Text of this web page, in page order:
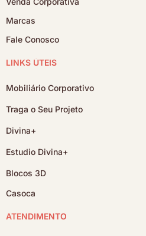
Marcas
Fale Conosco
LINKS ÚTEIS
Mobiliário Corporativo
Traga o Seu Projeto
Divina+
Estudio Divina+
Blocos 3D
Casoca
ATENDIMENTO